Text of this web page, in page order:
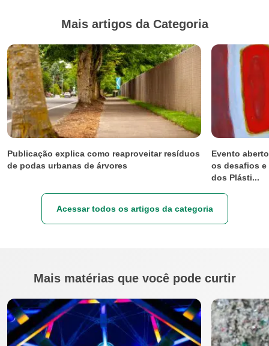
Mais artigos da Categoria
Publicação explica como reaproveitar resíduos
de podas urbanas de árvores
Evento
os desafios
dos Plásti...
Acessar todos os artigos da categoria
Mais matérias que você pode curtir